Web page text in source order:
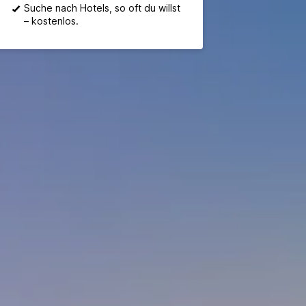
Suche nach Hotels, so oft du willst
– kostenlos.